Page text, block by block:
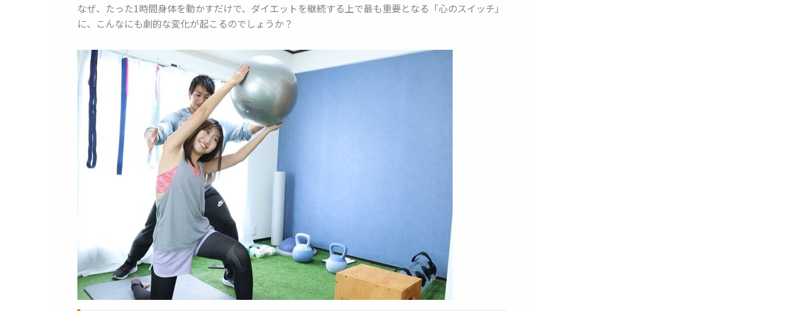
なぜ、たった1時間身体を動かすだけで、ダイエットを継続する上で最も重要となる「心のスイッチ」
に、こんなにも劇的な変化が起こるのでしょうか？